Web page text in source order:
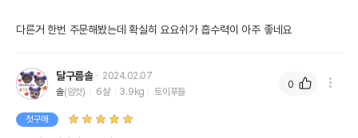
다른거 한번 주문해봤는데 확실히 요요쉬가 흡수력이 아주 좋네요
달구름솔
2024.02.07
솔(암컷) 6살 3.9kg 토이푸들
첫구매
0